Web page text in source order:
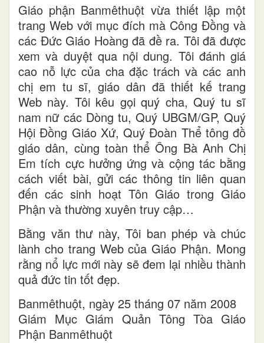
Giáo phận Banmêthuột vừa thiết lập một
trang Web với mục đích mà Công Đồng và
các Đức Giáo Hoàng đã đề ra. Tôi đã được
xem và duyệt qua nội dung. Tôi đánh giá
cao nỗ lực của cha đặc trách và các anh
chị em tu sĩ, giáo dân đã thiết kế trang
Web này. Tôi kêu gọi quý cha, Quý tu sĩ
nam nữ các Dòng tu, Quý UBGM/GP, Quý
Hội Đồng Giáo Xứ, Quý Đoàn Thể tông đồ
giáo dân, cùng toàn thể Ông Bà Anh Chị
Em tích cực hưởng ứng và cộng tác bằng
cách viết bài, gửi các thông tin liên quan
đến các sinh hoạt Tôn Giáo trong Giáo
Phận và thường xuyên truy cập…
Bằng văn thư này, Tôi ban phép và chúc
lành cho trang Web của Giáo Phận. Mong
rằng nổ lực mới này sẽ đem lại nhiều thành
quả đức tin tốt đẹp.
Banmêthuột, ngày 25 tháng 07 năm 2008
Giám Mục Giám Quản Tông Tòa Giáo
Phận Banmêthuột